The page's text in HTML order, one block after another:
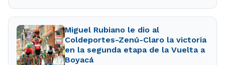
Miguel Rubiano le dio al
Coldeportes-Zenú-Claro la victoria
en la segunda etapa de la Vuelta a
Boyacá